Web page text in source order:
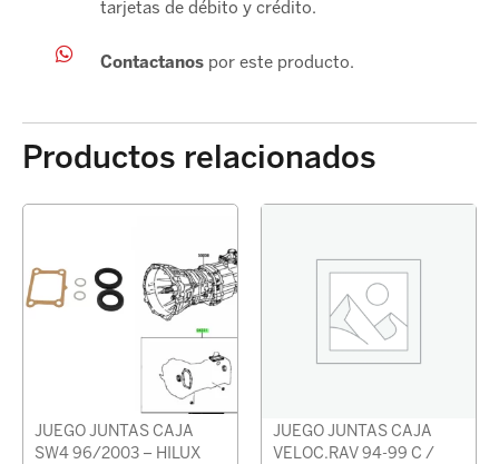
tarjetas de débito y crédito.
Contactanospor este producto.
Productos relacionados
JUEGO JUNTAS CAJA
SW4 96/2003 – HILUX
JUEGO JUNTAS CAJA
VELOC.RAV 94-99 C /